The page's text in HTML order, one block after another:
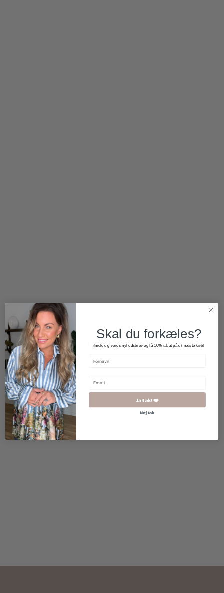
100,00kr. 175,00kr.
Skal du forkæles?
Tilmeld dig vores nyhedsbrev og få 10% rabat på dit næste køb!
Ja tak! ❤️
Nej tak